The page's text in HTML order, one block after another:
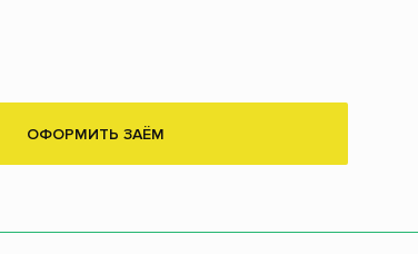
ОФОРМИТЬ ЗАЁМ